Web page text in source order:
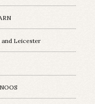
and Leicester